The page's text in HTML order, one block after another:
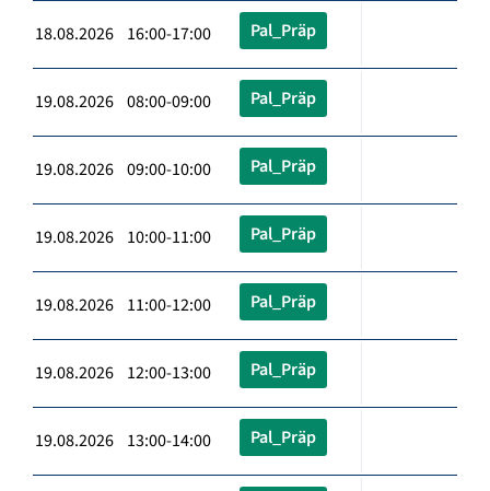
18.08.2026 16:00-17:00 Pal_Präp
19.08.2026 08:00-09:00 Pal_Präp
19.08.2026 09:00-10:00 Pal_Präp
19.08.2026 10:00-11:00 Pal_Präp
19.08.2026 11:00-12:00 Pal_Präp
19.08.2026 12:00-13:00 Pal_Präp
19.08.2026 13:00-14:00 Pal_Präp